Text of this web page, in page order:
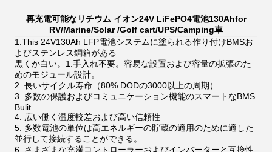
再充電可能なリチウム イオン24V LiFePO4電池130Ahfor
RV/Marine/Solar /Golf cart/UPS/Camping車
1.This 24V130Ah LFP電池システムに塗られる作り付けBMSお
よびステンレス鋼箱がある
黒くか白い。1.手入れ不要。容易な設置および容量の拡張のた
めのモジュール設計。
2. 長いサイクル寿命（80% DODの3000以上の周期）
3. 多数の保護およびコミュニケーション機能のスマートなBMS
Bulit
4. 広い働く温度較差および高い信頼性
5. 多数電池の単位は高エネルギーの貯蔵の適用のために適した
並行して接続することができる。
6. さまざまな充満コントローラーおよびインバーターと互換性